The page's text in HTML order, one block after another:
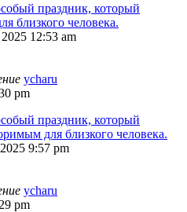
праздник, который
близкого человека.
12:53 am
ycharu
pm
праздник, который
для близкого человека.
9:57 pm
ycharu
pm